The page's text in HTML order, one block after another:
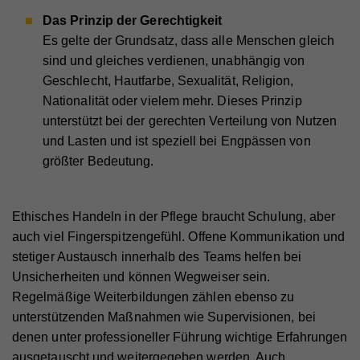
Das Prinzip der Gerechtigkeit
Es gelte der Grundsatz, dass alle Menschen gleich
sind und gleiches verdienen, unabhängig von
Geschlecht, Hautfarbe, Sexualität, Religion,
Nationalität oder vielem mehr. Dieses Prinzip
unterstützt bei der gerechten Verteilung von Nutzen
und Lasten und ist speziell bei Engpässen von
größter Bedeutung.
Ethisches Handeln in der Pflege braucht Schulung, aber
auch viel Fingerspitzengefühl. Offene Kommunikation und
stetiger Austausch innerhalb des Teams helfen bei
Unsicherheiten und können Wegweiser sein.
Regelmäßige Weiterbildungen zählen ebenso zu
unterstützenden Maßnahmen wie Supervisionen, bei
denen unter professioneller Führung wichtige Erfahrungen
ausgetauscht und weitergegeben werden. Auch
Name PHPSESSID
Anbieter Hilfswerk
Laufzeit Session
Zweck
Eindeutige ID, die die Sitzung des Benutzers
Name fe_typo_user
Anbieter Hilfswerk
Laufzeit Session
Zweck
Eindeutige ID, die die Sitzung des Benutzers
identifiziert.
übermittelt, damit deren Einbindungen auf unserer
Webseite angezeigt werden können.
Name YSC
Laufzeit Session
zu behalten.
Name GPS
Anbieter YouTube
Laufzeit 1 Tag
Cookie-Informationen anzeigen
Marketing
Diese Cookies werden zum Nachverfolgen von
Suchmustern und Aktivität verwendet. Wir
verwenden diese Informationen, um Ihnen
möglicherweise persönliche, identifizierbare
Informationen und verwenden diese für gezielte
Werbung und/oder teilen sie zu diesem Zweck mit
Dritten. Alle anhand dieser Cookies nachverfolgten
und aufgezeichneten Aktivitäten können an Dritte
verkauft werden.
Cookie-Informationen anzeigen